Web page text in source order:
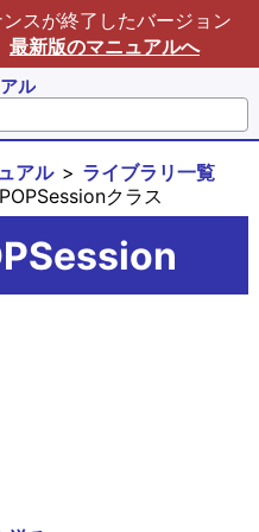
スが終了したバージョン
最新版のマニュアルへ
ル
アル
ライブラリ一覧
クラス